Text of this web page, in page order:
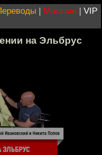
| Магазин | VIP
на Эльбрус